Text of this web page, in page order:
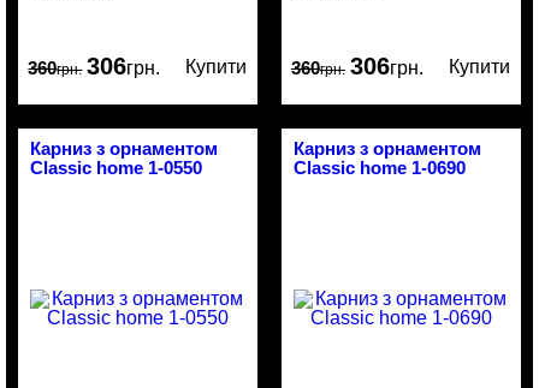
360грн. 306грн. Купити 360грн. 306грн. Купити
Карниз з орнаментом
Classic home 1-0550
Карниз з орнаментом
Classic home 1-0690